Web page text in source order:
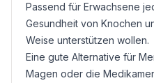
Passend für Erwachsene
Gesundheit von Knochen
Weise unterstützen wollen.
Eine gute Alternative für
Magen oder die